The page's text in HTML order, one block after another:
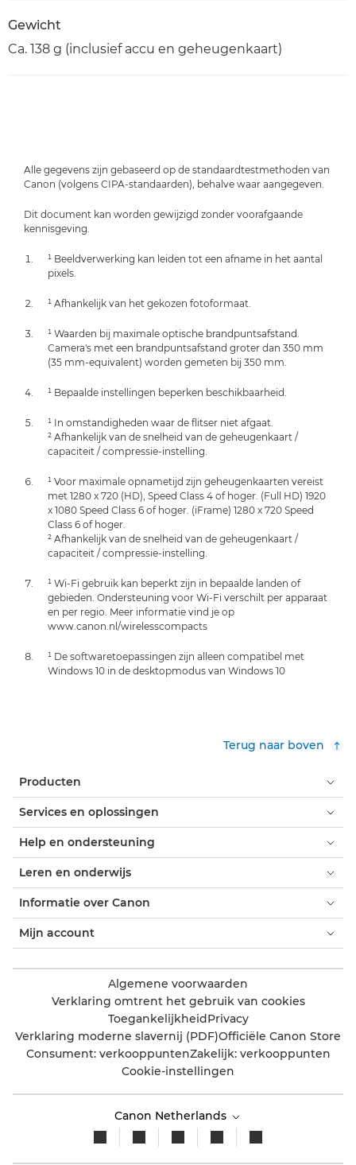
Gewicht
Ca. 138 g (inclusief accu en geheugenkaart)
Alle gegevens zijn gebaseerd op de standaardtestmethoden van
Canon (volgens CIPA-standaarden), behalve waar aangegeven.
Dit document kan worden gewijzigd zonder voorafgaande
kennisgeving.
¹ Beeldverwerking kan leiden tot een afname in het aantal
pixels.
¹ Afhankelijk van het gekozen fotoformaat.
¹ Waarden bij maximale optische brandpuntsafstand.
Camera's met een brandpuntsafstand groter dan 350 mm
(35 mm-equivalent) worden gemeten bij 350 mm.
¹ Bepaalde instellingen beperken beschikbaarheid.
¹ In omstandigheden waar de flitser niet afgaat.
² Afhankelijk van de snelheid van de geheugenkaart /
capaciteit / compressie-instelling.
¹ Voor maximale opnametijd zijn geheugenkaarten vereist
met 1280 x 720 (HD), Speed Class 4 of hoger. (Full HD) 1920
x 1080 Speed Class 6 of hoger. (iFrame) 1280 x 720 Speed
Class 6 of hoger.
² Afhankelijk van de snelheid van de geheugenkaart /
capaciteit / compressie-instelling.
¹ Wi-Fi gebruik kan beperkt zijn in bepaalde landen of
gebieden. Ondersteuning voor Wi-Fi verschilt per apparaat
en per regio. Meer informatie vind je op
www.canon.nl/wirelesscompacts
¹ De softwaretoepassingen zijn alleen compatibel met
Windows 10 in de desktopmodus van Windows 10
Terug naar boven
Producten
Services en oplossingen
Help en ondersteuning
Leren en onderwijs
Informatie over Canon
Mijn account
Algemene voorwaarden
Verklaring omtrent het gebruik van cookies
ToegankelijkheidPrivacy
Verklaring moderne slavernij (PDF)Officiële Canon Store
Consument: verkooppuntenZakelijk: verkooppunten
Cookie-instellingen
Canon Netherlands